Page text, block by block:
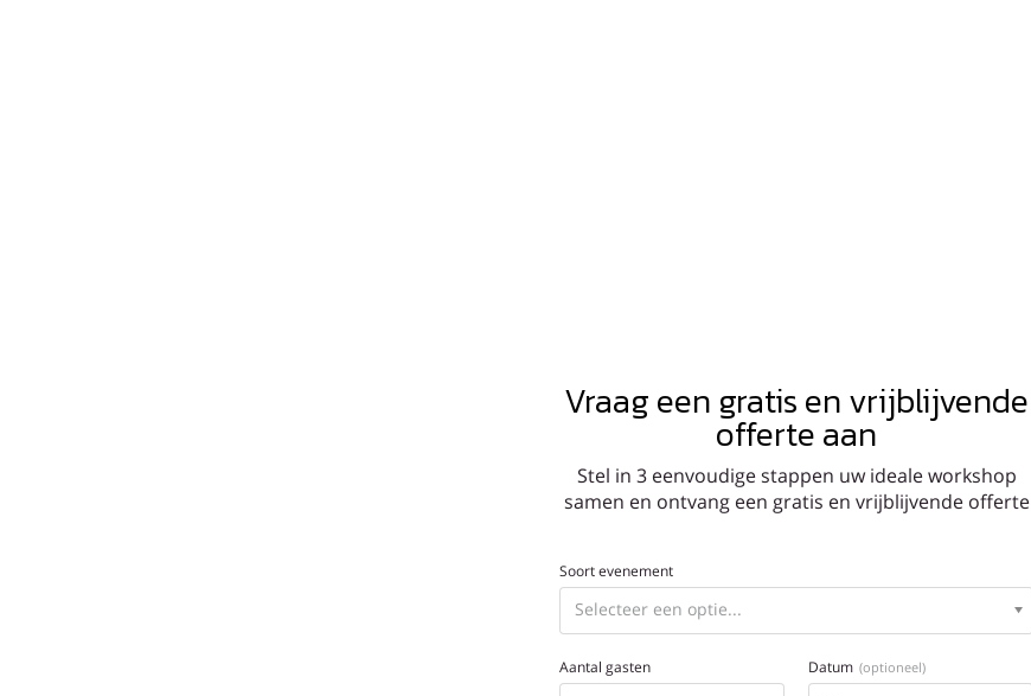
Vraag een gratis en vrijblijvende
offerte aan
Stel in 3 eenvoudige stappen uw ideale workshop
samen en ontvang een gratis en vrijblijvende offerte
Soort evenement
Aantal gasten Datum (optioneel)